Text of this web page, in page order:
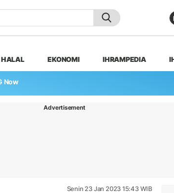
HALAL EKONOMI IHRAMPEDIA
Now
Advertisement
Senin 23 Jan 2023 15:43 WIB